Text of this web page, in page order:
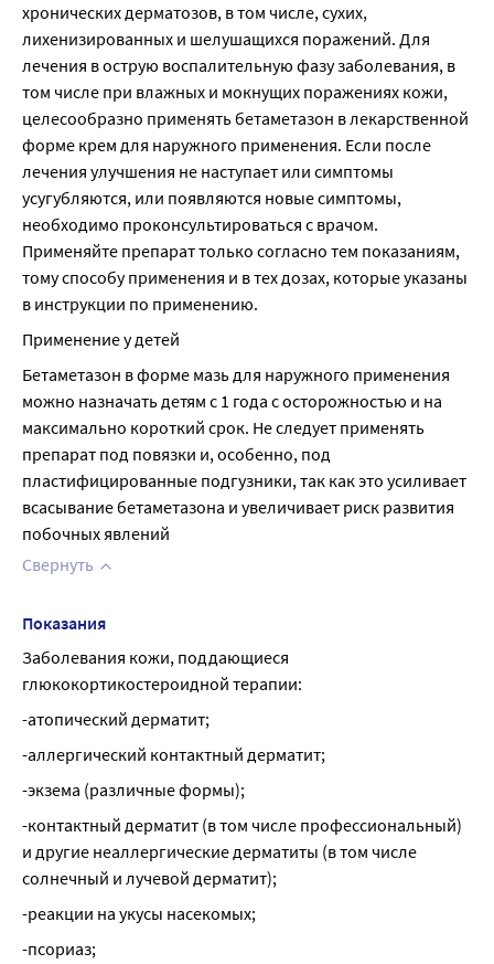
хронических дерматозов, в том числе, сухих,
лихенизированных и шелушащихся поражений. Для
лечения в острую воспалительную фазу заболевания, в
том числе при влажных и мокнущих поражениях кожи,
целесообразно применять бетаметазон в лекарственной
форме крем для наружного применения. Если после
лечения улучшения не наступает или симптомы
усугубляются, или появляются новые симптомы,
необходимо проконсультироваться с врачом.
Применяйте препарат только согласно тем показаниям,
тому способу применения и в тех дозах, которые указаны
в инструкции по применению.
Применение у детей
Бетаметазон в форме мазь для наружного применения
можно назначать детям с 1 года с осторожностью и на
максимально короткий срок. Не следует применять
препарат под повязки и, особенно, под
пластифицированные подгузники, так как это усиливает
всасывание бетаметазона и увеличивает риск развития
побочных явлений
Свернуть
Показания
Заболевания кожи, поддающиеся
глюкокортикостероидной терапии:
-атопический дерматит;
-аллергический контактный дерматит;
-экзема (различные формы);
-контактный дерматит (в том числе профессиональный)
и другие неаллергические дерматиты (в том числе
солнечный и лучевой дерматит);
-реакции на укусы насекомых;
-псориаз;